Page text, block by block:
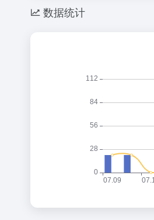
数据统计